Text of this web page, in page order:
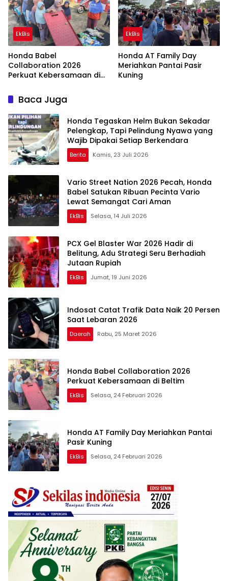
EkBis
Honda Babel
Collaboration 2026
Perkuat Kebersamaan di
EkBis
Honda AT Family Day
Meriahkan Pantai Pasir
Kuning
Baca Juga
Honda Tegaskan Helm Bukan Sekadar
Pelengkap, Tapi Pelindung Nyawa yang
Wajib Dipakai Setiap Berkendara
Berita Kamis, 23 Juli 2026
Vario Street Nation 2026 Pecah, Honda
Babel Satukan Ribuan Pecinta Vario
Lewat Semangat Cari Aman
EkBis Selasa, 14 Juli 2026
PCX Gel Blaster War 2026 Hadir di
Belitung, Adu Strategi Seru Berhadiah
Jutaan Rupiah
EkBis Jumat, 19 Juni 2026
Indosat Catat Trafik Data Naik 20 Persen
Saat Lebaran 2026
Daerah Rabu, 25 Maret 2026
Honda Babel Collaboration 2026
Perkuat Kebersamaan di Beltim
EkBis Selasa, 24 Februari 2026
Honda AT Family Day Meriahkan Pantai
Pasir Kuning
EkBis Selasa, 24 Februari 2026